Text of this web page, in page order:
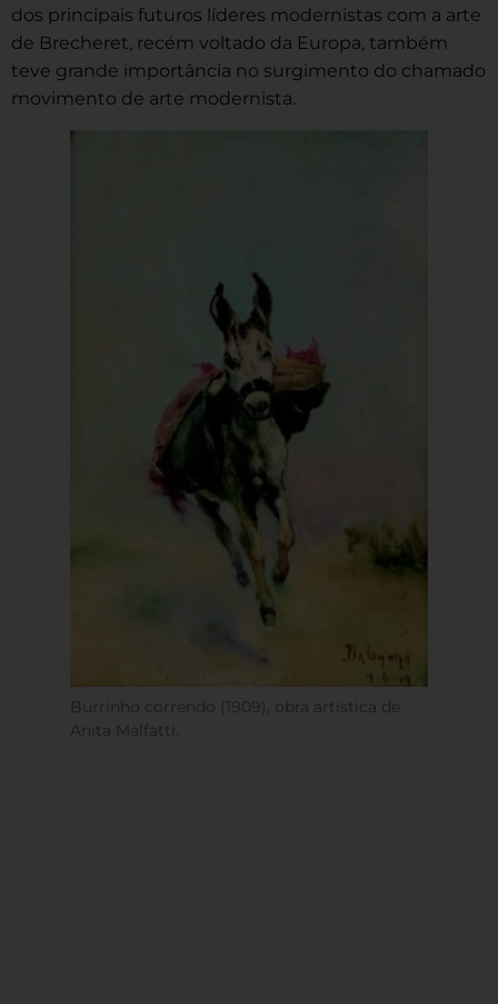
dos principais futuros líderes modernistas com a arte
de Brecheret, recém voltado da Europa, também
teve grande importância no surgimento do chamado
movimento de arte modernista.
Burrinho correndo (1909), obra artística de
Anita Malfatti.